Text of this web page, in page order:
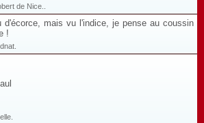
de Nice..
d'écorce, mais vu l'indice, je pense au coussin
!